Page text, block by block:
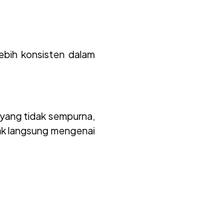
konsisten dalam
tidak sempurna,
langsung mengenai